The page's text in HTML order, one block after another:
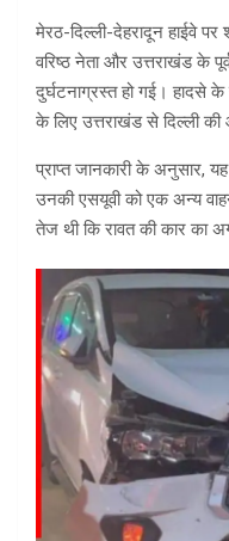
मेरठ-दिल्ली-देहरादून हाईवे
वरिष्ठ नेता और उत्तराखंड के
दुर्घटनाग्रस्त हो गई। हादसे
के लिए उत्तराखंड से दिल्ली
प्राप्त जानकारी के अनुसार,
उनकी एसयूवी को एक अन्य
तेज थी कि रावत की कार का